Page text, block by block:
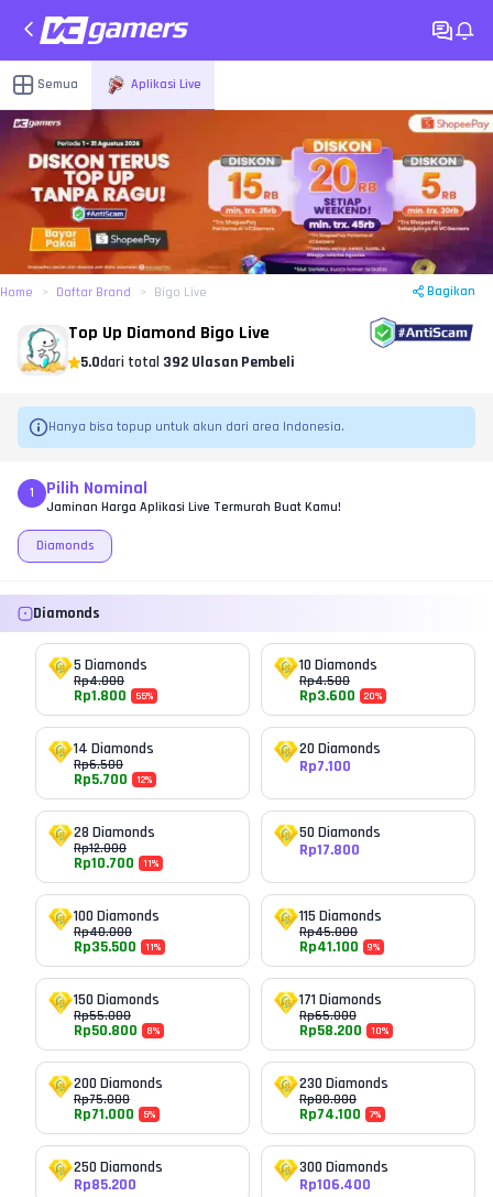
Semua Aplikasi Live
Home Daftar Brand Bigo Live Bagikan
Top Up Diamond Bigo Live
5.0dari total 392 Ulasan Pembeli
Hanya bisa topup untuk akun dari area Indonesia.
1 Pilih Nominal
Jaminan Harga Aplikasi Live Termurah Buat Kamu!
Diamonds
Diamonds
5 Diamonds
Rp4.000
Rp1.800 55%
10 Diamonds
Rp4.500
Rp3.600 20%
14 Diamonds
Rp6.500
Rp5.700 12%
20 Diamonds
Rp7.100
28 Diamonds
Rp12.000
Rp10.700 11%
50 Diamonds
Rp17.800
100 Diamonds
Rp40.000
Rp35.500 11%
115 Diamonds
Rp45.000
Rp41.100 9%
150 Diamonds
Rp55.000
Rp50.800 8%
171 Diamonds
Rp65.000
Rp58.200 10%
200 Diamonds
Rp75.000
Rp71.000 5%
230 Diamonds
Rp80.000
Rp74.100 7%
250 Diamonds
Rp85.200
300 Diamonds
Rp106.400